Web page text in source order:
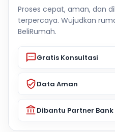
Proses cepat, aman, dan
terpercaya. Wujudkan
BeliRumah.
Gratis Konsultasi
Data Aman
Dibantu Partner Bank